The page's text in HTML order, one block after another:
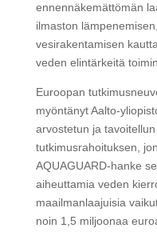
ennennäkemättömän
ilmaston
vesirakentamisen
veden elintärkeitä
Euroopan
myöntänyt Aalto-
arvostetun ja
tutkimusrahoituksen,
AQUAGUARD-hanke
aiheuttamia veden
maailmanlaajuisia
noin 1,5 miljoonaa